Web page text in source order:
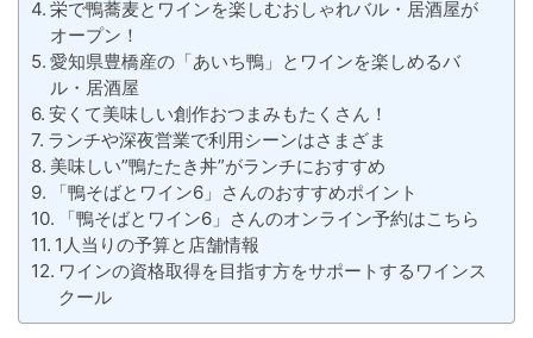
栄で鴨蕎麦とワインを楽しむおしゃれバル・居酒屋が
オープン！
愛知県豊橋産の「あいち鴨」とワインを楽しめるバ
ル・居酒屋
安くて美味しい創作おつまみもたくさん！
ランチや深夜営業で利用シーンはさまざま
美味しい”鴨たたき丼”がランチにおすすめ
「鴨そばとワイン6」さんのおすすめポイント
「鴨そばとワイン6」さんのオンライン予約はこちら
1人当りの予算と店舗情報
ワインの資格取得を目指す方をサポートするワインス
クール